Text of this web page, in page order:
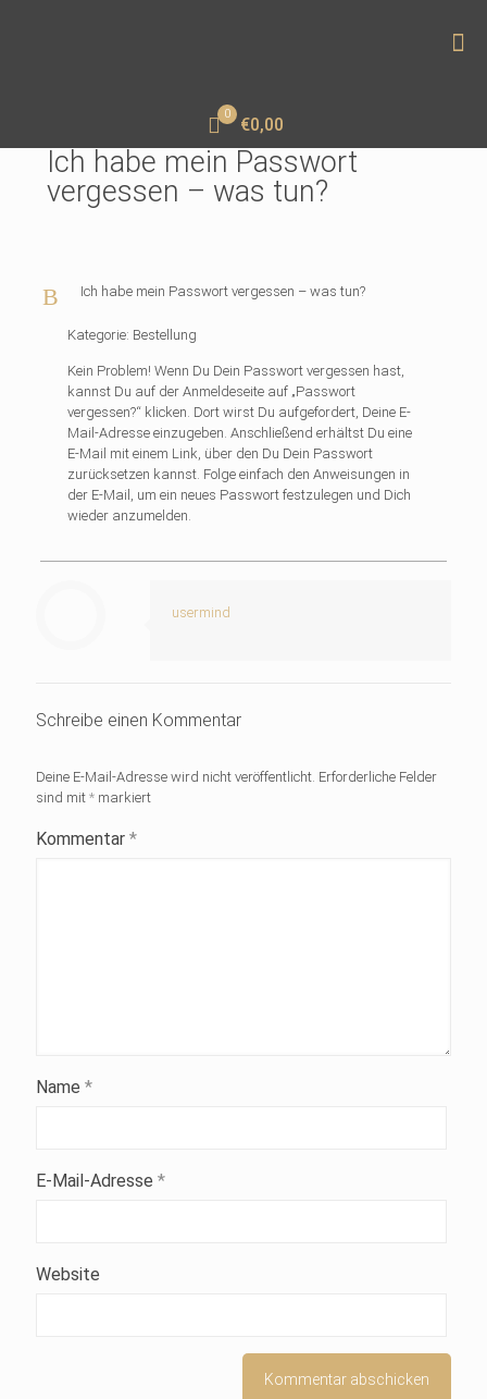
0
€0,00
Ich habe mein Passwort
vergessen – was tun?
B Ich habe mein Passwort vergessen – was tun?
Kategorie: Bestellung
Kein Problem! Wenn Du Dein Passwort vergessen hast,
kannst Du auf der Anmeldeseite auf „Passwort
vergessen?“ klicken. Dort wirst Du aufgefordert, Deine E-
Mail-Adresse einzugeben. Anschließend erhältst Du eine
E-Mail mit einem Link, über den Du Dein Passwort
zurücksetzen kannst. Folge einfach den Anweisungen in
der E-Mail, um ein neues Passwort festzulegen und Dich
wieder anzumelden.
usermind
Schreibe einen Kommentar
Deine E-Mail-Adresse wird nicht veröffentlicht. Erforderliche Felder
sind mit * markiert
Kommentar *
Name *
E-Mail-Adresse *
Website